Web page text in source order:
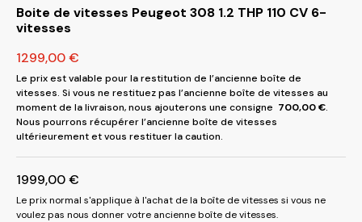
Boite de vitesses Peugeot 308 1.2 THP 110 CV 6-
vitesses
1299,00€
Le prix est valable pour la restitution de l’ancienne boîte de
vitesses. Si vous ne restituez pas l’ancienne boîte de vitesses au
moment de la livraison, nous ajouterons une consigne 700,00€.
Nous pourrons récupérer l’ancienne boîte de vitesses
ultérieurement et vous restituer la caution.
1999,00€
Le prix normal s'applique à l'achat de la boîte de vitesses si vous ne
voulez pas nous donner votre ancienne boîte de vitesses.